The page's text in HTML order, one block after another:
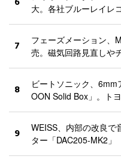
大。各社ブルーレイレ
7
フェーズメーション、
売。磁気回路見直しや
8
ビートソニック、
OON Solid Box」。ト
9
WEISS、内部の改良で
ター「DAC205-MK2」